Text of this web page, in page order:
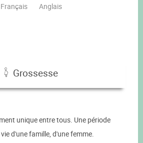
Français Anglais
Grossesse
unique entre tous. Une période
d'une famille, d'une femme.